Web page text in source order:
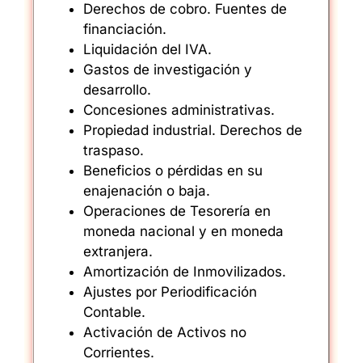
Derechos de cobro. Fuentes de
financiación.
Liquidación del IVA.
Gastos de investigación y
desarrollo.
Concesiones administrativas.
Propiedad industrial. Derechos de
traspaso.
Beneficios o pérdidas en su
enajenación o baja.
Operaciones de Tesorería en
moneda nacional y en moneda
extranjera.
Amortización de Inmovilizados.
Ajustes por Periodificación
Contable.
Activación de Activos no
Corrientes.